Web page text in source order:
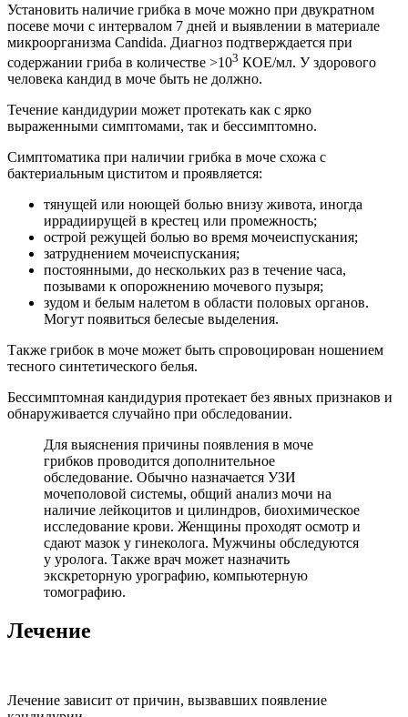
Установить наличие грибка в моче можно при двукратном
посеве мочи с интервалом 7 дней и выявлении в материале
микроорганизма Candida. Диагноз подтверждается при
содержании гриба в количестве >103 КОЕ/мл. У здорового
человека кандид в моче быть не должно.
Течение кандидурии может протекать как с ярко
выраженными симптомами, так и бессимптомно.
Симптоматика при наличии грибка в моче схожа с
бактериальным циститом и проявляется:
тянущей или ноющей болью внизу живота, иногда
иррадиирущей в крестец или промежность;
острой режущей болью во время мочеиспускания;
затруднением мочеиспускания;
постоянными, до нескольких раз в течение часа,
позывами к опорожнению мочевого пузыря;
зудом и белым налетом в области половых органов.
Могут появиться белесые выделения.
Также грибок в моче может быть спровоцирован ношением
тесного синтетического белья.
Бессимптомная кандидурия протекает без явных признаков и
обнаруживается случайно при обследовании.
Для выяснения причины появления в моче
грибков проводится дополнительное
обследование. Обычно назначается УЗИ
мочеполовой системы, общий анализ мочи на
наличие лейкоцитов и цилиндров, биохимическое
исследование крови. Женщины проходят осмотр и
сдают мазок у гинеколога. Мужчины обследуются
у уролога. Также врач может назначить
экскреторную урографию, компьютерную
томографию.
Лечение
Лечение зависит от причин, вызвавших появление